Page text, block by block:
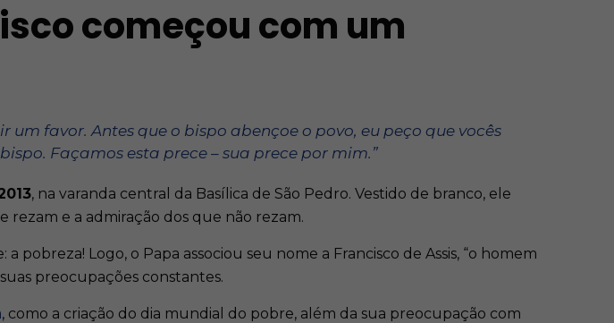
começou com um
favor. Antes que o bispo abençoe o povo, eu peço que vocês
Façamos esta prece – sua prece por mim.”
, na varanda central da Basílica de São Pedro. Vestido de branco, ele
rezam e a admiração dos que não rezam.
pobreza! Logo, o Papa associou seu nome a Francisco de Assis, “o homem
preocupações constantes.
, como a criação do dia mundial do pobre, além da sua preocupação com